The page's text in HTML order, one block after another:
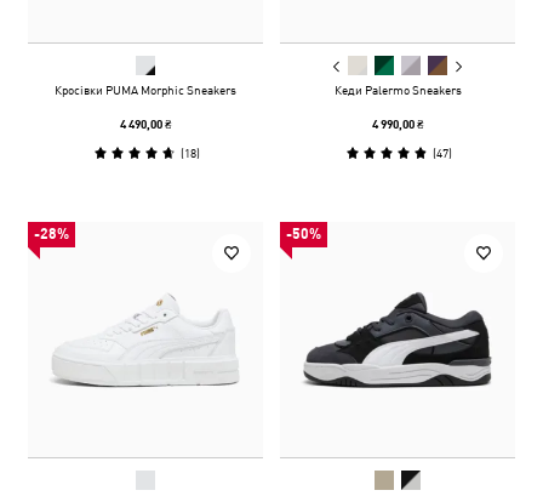
Кросівки PUMA Morphic Sneakers
4 490,00 ₴
(18)
Кеди Palermo Sneakers
4 990,00 ₴
(47)
-28% -50%